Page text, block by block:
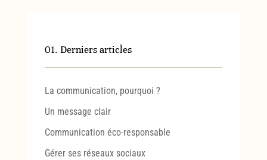
01. Derniers articles
La communication, pourquoi ?
Un message clair
Communication éco-responsable
Gérer ses réseaux sociaux